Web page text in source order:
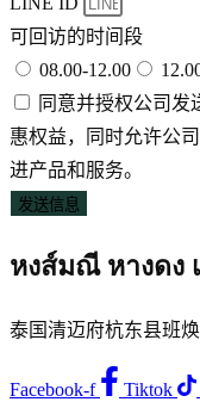
可回访的时间段
08.00-12.00
同意并授权公司发
惠权益，同时允许公
进产品和服务。
发送信息
หงส์มณี หางดง
泰国清迈府杭东县班
Facebook-f Tiktok